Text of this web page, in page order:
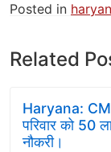
Posted in
Related
Haryana: CM
परिवार को 50
नौकरी।